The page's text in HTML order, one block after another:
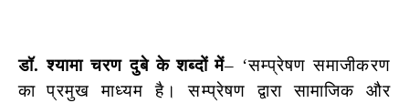
डॉ. श्यामा चरण दुबे के शब्दों में– ‘सम्प्रेषण समाजीकरण
का प्रमुख माध्यम है। सम्प्रेषण द्वारा सामाजिक और